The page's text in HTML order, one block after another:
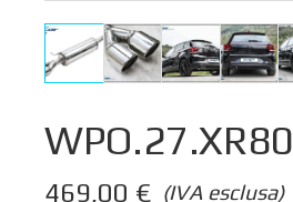
WPO.27.XR80
(IVA esclusa)
469,00 €